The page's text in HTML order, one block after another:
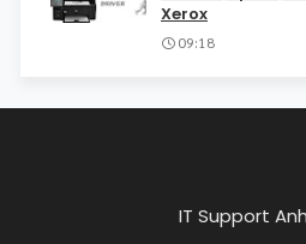
Xerox
09:18
IT Support